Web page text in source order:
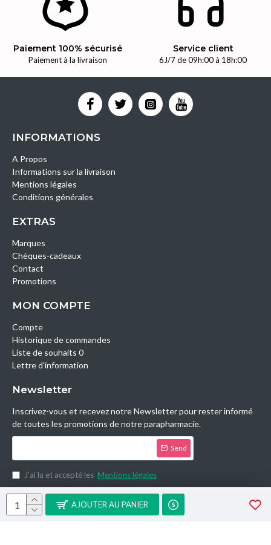
AJOUTER AU PANIER
Paiement 100% sécurisé
Paiement à la livraison
Service client
6J/7 de 09h:00 à 18h:00
INFORMATIONS
A Propos
Informations sur la livraison
Mentions légales
Conditions générales
EXTRAS
Marques
Chèques-cadeaux
Contact
Promotions
MON COMPTE
Compte
Historique de commandes
Liste de souhaits 0
Lettre d’information
Newsletter
Inscrivez-vous et recevez notre Newsletter pour rester informé
de toutes les promotions de notre parapharmacie.
Send
J’ai lu et accepté les Mentions légales
Copyright © 2014, Parashop.tn, All Rights Reserved.